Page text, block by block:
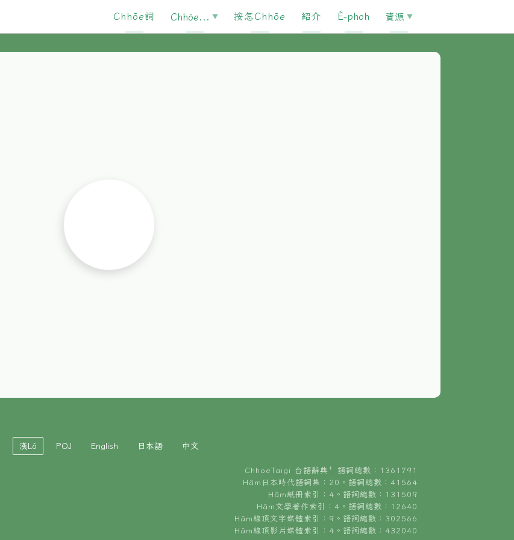
Chhōe詞 Chhōe... 按怎Chhōe 紹介 È-phoh 資源
漢Lô POJ English 日本語 中文
ChhoeTaigi 台語辭典⁺ 語詞總數：1361791
Hâm日本時代語詞集：20。語詞總數：41564
Hâm紙冊索引：4。語詞總數：131509
Hâm文學著作索引：4。語詞總數：12640
Hâm線頂文字媒體索引：9。語詞總數：302566
Hâm線頂影片媒體索引：4。語詞總數：432040